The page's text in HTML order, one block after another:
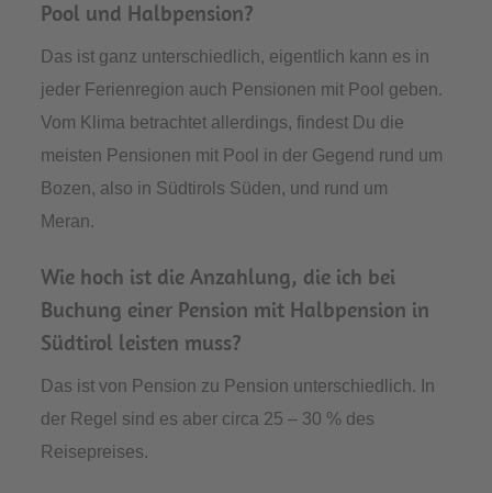
Pool und Halbpension?
Das ist ganz unterschiedlich, eigentlich kann es in
jeder Ferienregion auch Pensionen mit Pool geben.
Vom Klima betrachtet allerdings, findest Du die
meisten Pensionen mit Pool in der Gegend rund um
Bozen, also in Südtirols Süden, und rund um
Meran.
Wie hoch ist die Anzahlung, die ich bei
Buchung einer Pension mit Halbpension in
Südtirol leisten muss?
Das ist von Pension zu Pension unterschiedlich. In
der Regel sind es aber circa 25 – 30 % des
Reisepreises.